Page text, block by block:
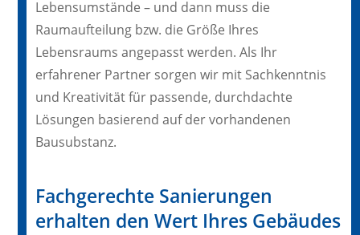
Lebensumstände – und dann muss die
Raumaufteilung bzw. die Größe Ihres
Lebensraums angepasst werden. Als Ihr
erfahrener Partner sorgen wir mit Sachkenntnis
und Kreativität für passende, durchdachte
Lösungen basierend auf der vorhandenen
Bausubstanz.
Fachgerechte Sanierungen
erhalten den Wert Ihres Gebäudes